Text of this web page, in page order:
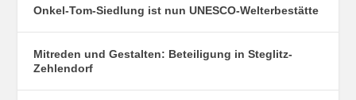
Onkel-Tom-Siedlung ist nun UNESCO-Welterbestätte
Mitreden und Gestalten: Beteiligung in Steglitz-
Zehlendorf